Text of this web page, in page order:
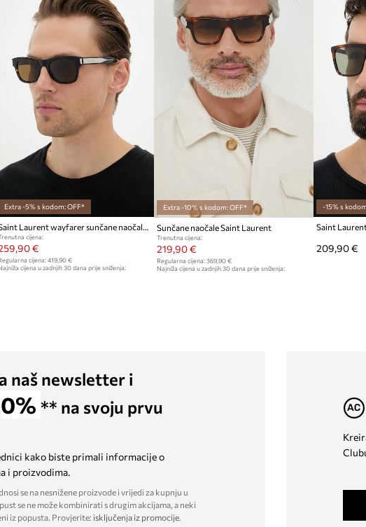
Extra -5% s kodom: OFF*
cijena:
€
cijena:419,90 €
cijena u zadnjih 30 dana prije sniženja:
Extra -10% s kodom: OFF*
Sunčane naočale Saint Laurent
Trenutna cijena:
219,90 €
Regularna cijena: 369,90 €
Najniža cijena u zadnjih 30 dana prije sniženja:
-15% s
209,90 €
naš newsletter i
** na svoju prvu
kako biste primali informacije o
i proizvodima.
se na nesnižene proizvode i vrijedi za kupnju u
se ne može kombinirati s drugim akcijama, a neki
iz popusta. Provjerite: isključenja iz promocije.